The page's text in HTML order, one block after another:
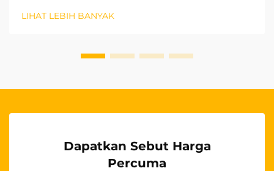
segmen produk yang amat menguntungkan bagi
LIHAT LEBIH BANYAK
Dapatkan Sebut Harga
Percuma